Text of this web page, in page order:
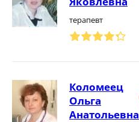
терапевт
Коломеец
Ольга
Анатольевна